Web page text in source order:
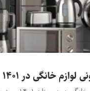
لوازم خانگی در ۱۴۰۱